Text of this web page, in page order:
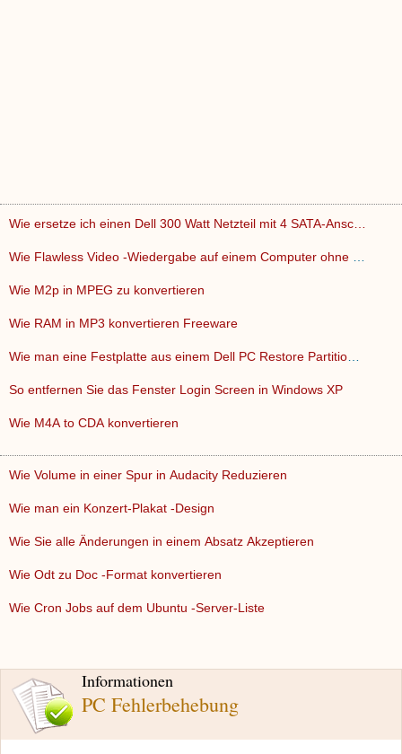
Informationen
PC Fehlerbehebung
Wie ersetze ich einen Dell 300 Watt Netzteil mit 4 SATA-Ansc…
Wie M2p in MPEG zu konvertieren
Wie RAM in MP3 konvertieren Freeware
So entfernen Sie das Fenster Login Screen in Windows XP
Wie M4A to CDA konvertieren
Wie Volume in einer Spur in Audacity Reduzieren
Wie man ein Konzert-Plakat -Design
Wie Sie alle Änderungen in einem Absatz Akzeptieren
Wie Odt zu Doc -Format konvertieren
Wie Cron Jobs auf dem Ubuntu -Server-Liste